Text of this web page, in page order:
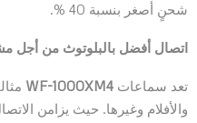
شحنٍ أصغر بنسبة 40 %.
اتصال أفضل بالبلوتوث من أجل
تعد سماعات WF-1000XM4
والأفلام وغيرها. حيث يزامن